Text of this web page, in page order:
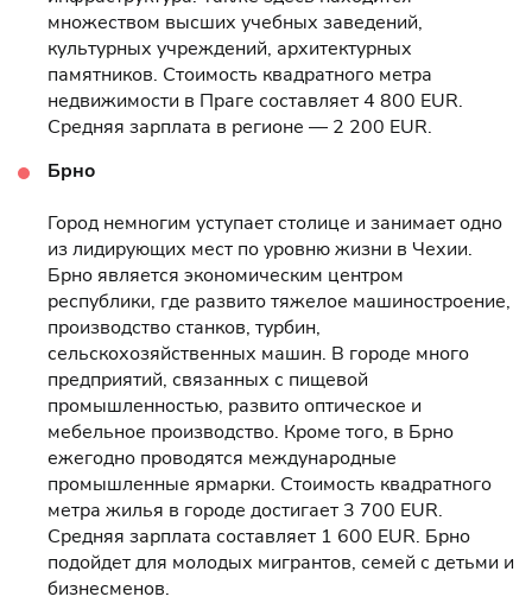
множеством высших учебных заведений,
культурных учреждений, архитектурных
памятников. Стоимость квадратного метра
недвижимости в Праге составляет 4 800 EUR.
Средняя зарплата в регионе — 2 200 EUR.
Брно
Город немногим уступает столице и занимает одно
из лидирующих мест по уровню жизни в Чехии.
Брно является экономическим центром
республики, где развито тяжелое машиностроение,
производство станков, турбин,
сельскохозяйственных машин. В городе много
предприятий, связанных с пищевой
промышленностью, развито оптическое и
мебельное производство. Кроме того, в Брно
ежегодно проводятся международные
промышленные ярмарки. Стоимость квадратного
метра жилья в городе достигает 3 700 EUR.
Средняя зарплата составляет 1 600 EUR. Брно
подойдет для молодых мигрантов, семей с детьми и
бизнесменов.